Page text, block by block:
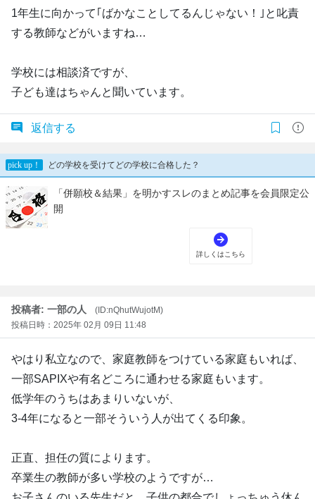
1年生に向かって｢ばかなことしてるんじゃない！｣と叱責
する教師などがいますね…
学校には相談済ですが、
子ども達はちゃんと聞いています。
返信する
投稿者: 一部の人
(ID:nQhutWujotM)
投稿日時：2025年 02月 09日 11:48
やはり私立なので、家庭教師をつけている家庭もいれば、
一部SAPIXや有名どころに通わせる家庭もいます。
低学年のうちはあまりいないが、
3-4年になると一部そういう人が出てくる印象。
正直、担任の質によります。
卒業生の教師が多い学校のようですが…